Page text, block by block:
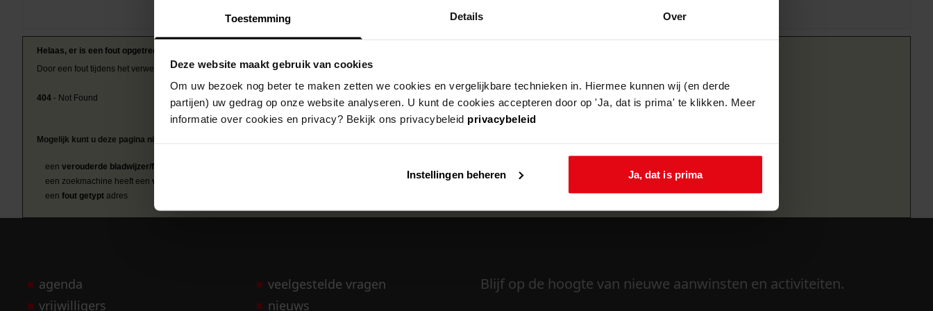
Toestemming Details Over
Deze website maakt gebruik van cookies
Om uw bezoek nog beter te maken zetten we cookies en vergelijkbare technieken in. Hiermee kunnen wij (en derde
partijen) uw gedrag op onze website analyseren. U kunt de cookies accepteren door op 'Ja, dat is prima' te klikken. Meer
informatie over cookies en privacy? Bekijk ons privacybeleid privacybeleid
Instellingen beheren Ja, dat is prima
Helaas, er is een fout opgetreden
Door een fout tijdens het verwerken van deze pagina is het niet mogelijk om deze pagina te kunnen bekijken.
404 - Not Found
Mogelijk kunt u deze pagina niet bezoeken door:
een verouderde bladwijzer/favoriet
een zoekmachine heeft een verouderde lijst van de website
een fout getypt adres
agenda
vrijwilligers
veelgestelde vragen
nieuws
Blijf op de hoogte van nieuwe aanwinsten en activiteiten.